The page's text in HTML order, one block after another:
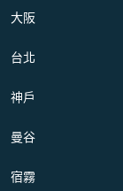
大阪
台北
神戶
曼谷
宿霧